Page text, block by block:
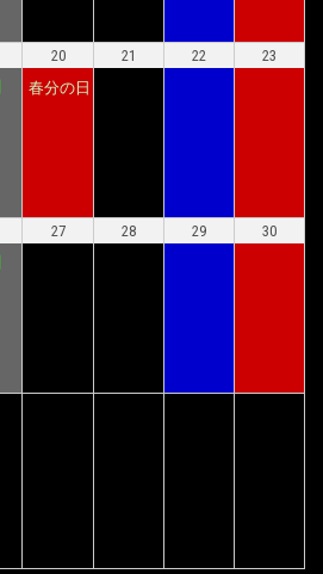
20
春分の日
21 22 23
27 28 29 30